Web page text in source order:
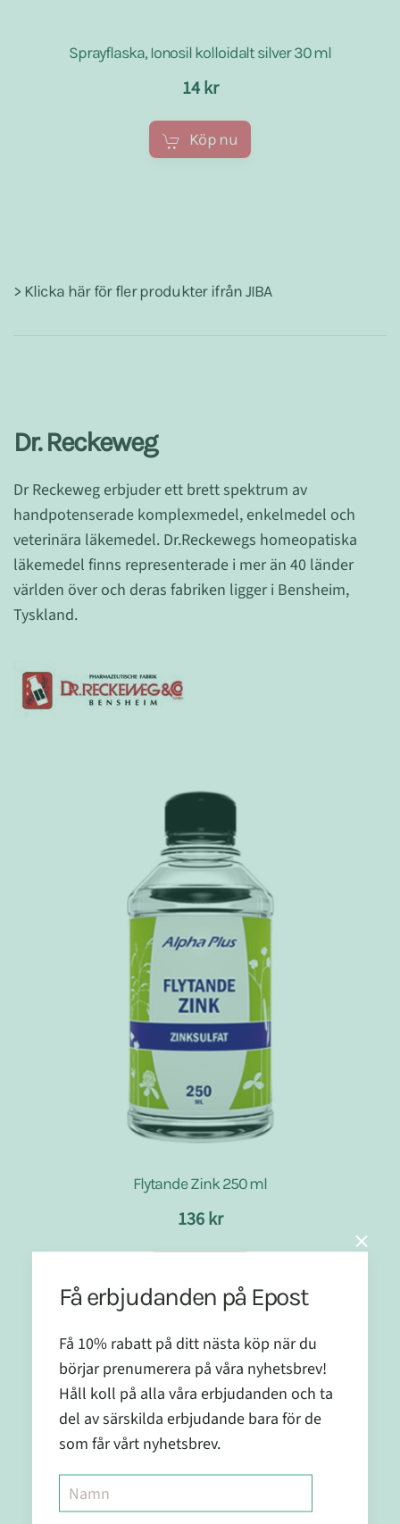
Sprayflaska, Ionosil kolloidalt silver 30 ml
14 kr
Köp nu
> Klicka här för fler produkter ifrån JIBA
Dr. Reckeweg
Dr Reckeweg erbjuder ett brett spektrum av
handpotenserade komplexmedel, enkelmedel och
veterinära läkemedel. Dr.Reckewegs homeopatiska
läkemedel finns representerade i mer än 40 länder
världen över och deras fabriken ligger i Bensheim,
Tyskland.
Flytande Zink 250 ml
136 kr
Få erbjudanden på Epost
Få 10% rabatt på ditt nästa köp när du
börjar prenumerera på våra nyhetsbrev!
Håll koll på alla våra erbjudanden och ta
del av särskilda erbjudande bara för de
som får vårt nyhetsbrev.